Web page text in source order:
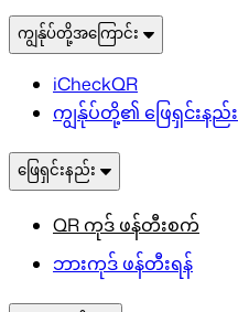
ကျွန်ုပ်တို့အကြောင်း
iCheckQR
ကျွန်ုပ်တို့၏ ဖြေရှင်းနည်း
ဖြေရှင်းနည်း
QR ကုဒ် ဖန်တီးစက်
ဘားကုဒ် ဖန်တီးရန်